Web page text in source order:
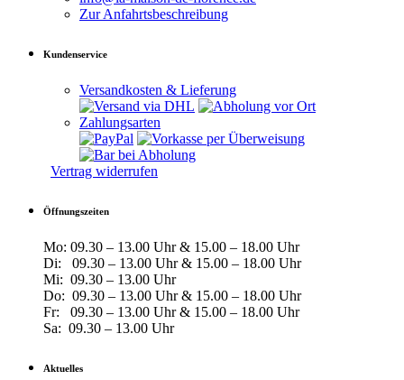
Zur Anfahrts­beschreibung
Kundenservice
Versandkosten & Lieferung
Zahlungsarten
Vertrag widerrufen
Öffnungszeiten
Mo: 09.30 – 13.00 Uhr & 15.00 – 18.00 Uhr
Di: 09.30 – 13.00 Uhr & 15.00 – 18.00 Uhr
Mi: 09.30 – 13.00 Uhr
Do: 09.30 – 13.00 Uhr & 15.00 – 18.00 Uhr
Fr: 09.30 – 13.00 Uhr & 15.00 – 18.00 Uhr
Sa: 09.30 – 13.00 Uhr
Aktuelles